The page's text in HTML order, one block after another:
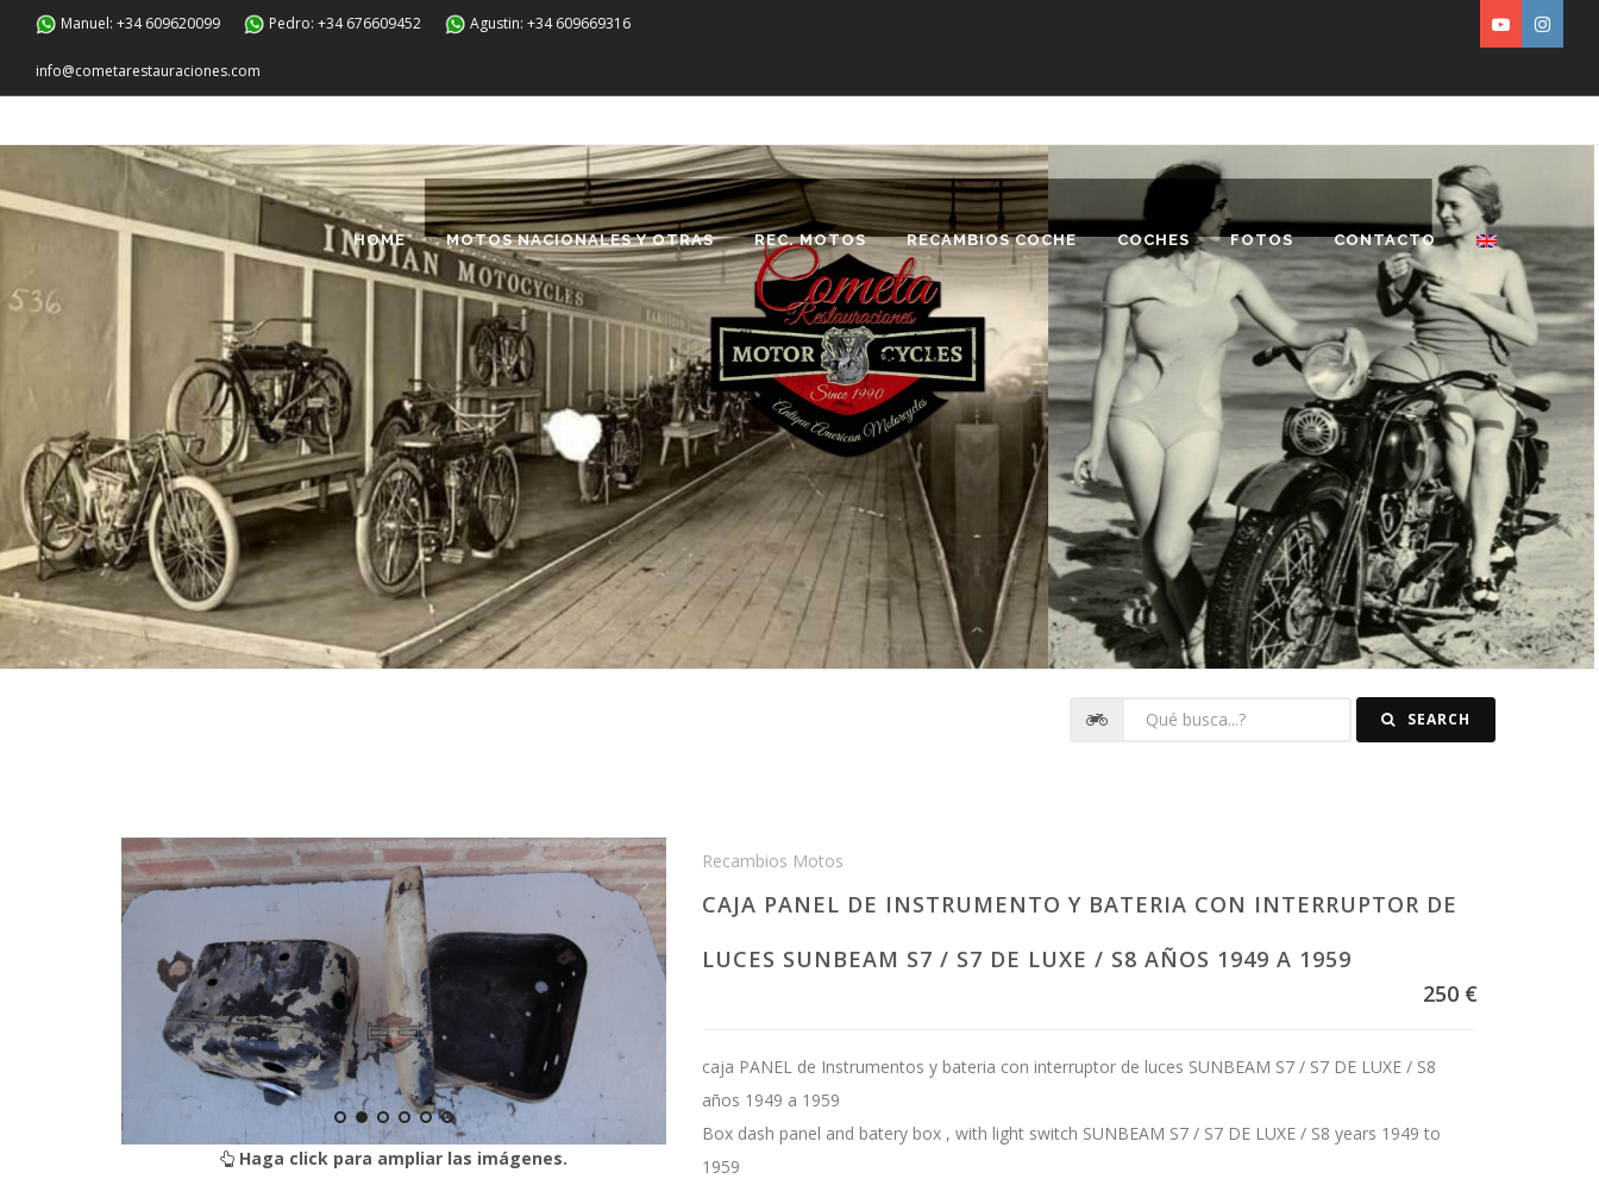
Manuel: +34 609620099 Pedro: +34 676609452 Agustin: +34 609669316
info@cometarestauraciones.com
HOME MOTOS NACIONALES Y OTRAS REC. MOTOS RECAMBIOS COCHE COCHES FOTOS CONTACTO
SEARCH
Haga click para ampliar las imágenes.
Recambios Motos
CAJA PANEL DE INSTRUMENTO Y BATERIA CON INTERRUPTOR DE
LUCES SUNBEAM S7 / S7 DE LUXE / S8 AÑOS 1949 A 1959
250 €
caja PANEL de Instrumentos y bateria con interruptor de luces SUNBEAM S7 / S7 DE LUXE / S8
años 1949 a 1959
Box dash panel and batery box , with light switch SUNBEAM S7 / S7 DE LUXE / S8 years 1949 to
1959